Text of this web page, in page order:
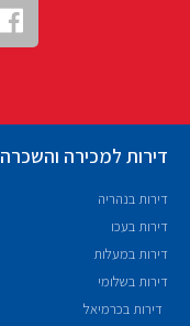
דירות למכירה והשכרה
דירות בנהריה
דירות בעכו
דירות במעלות
דירות בשלומי
דירות בכרמיאל